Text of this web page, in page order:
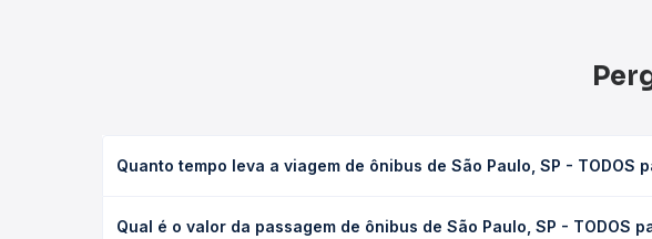
Quanto tempo leva a viagem de ônibus de São Paulo, SP - TODOS
executivo ou leito) e as condições de tráfego. Na Quero Passagem
Qual é o valor da passagem de ônibus de São Paulo, SP - TODOS